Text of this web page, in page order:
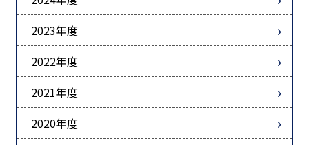
2023年度
2022年度
2021年度
2020年度